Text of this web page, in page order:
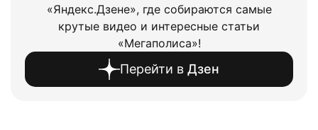
«Яндекс.Дзене», где собираются самые
крутые видео и интересные статьи
«Мегаполиса»!
Перейти в Дзен